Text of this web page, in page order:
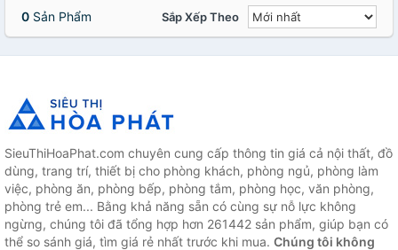
0 Sản Phẩm Sắp Xếp Theo
SieuThiHoaPhat.com chuyên cung cấp thông tin giá cả nội thất, đồ
dùng, trang trí, thiết bị cho phòng khách, phòng ngủ, phòng làm
việc, phòng ăn, phòng bếp, phòng tắm, phòng học, văn phòng,
phòng trẻ em... Bằng khả năng sẵn có cùng sự nỗ lực không
ngừng, chúng tôi đã tổng hợp hơn 261442 sản phẩm, giúp bạn có
thể so sánh giá, tìm giá rẻ nhất trước khi mua. Chúng tôi không